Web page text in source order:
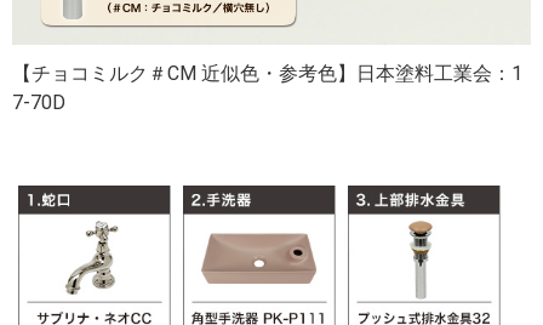
【チョコミルク＃CM 近似色・参考色】日本塗料工業会：1
7-70D